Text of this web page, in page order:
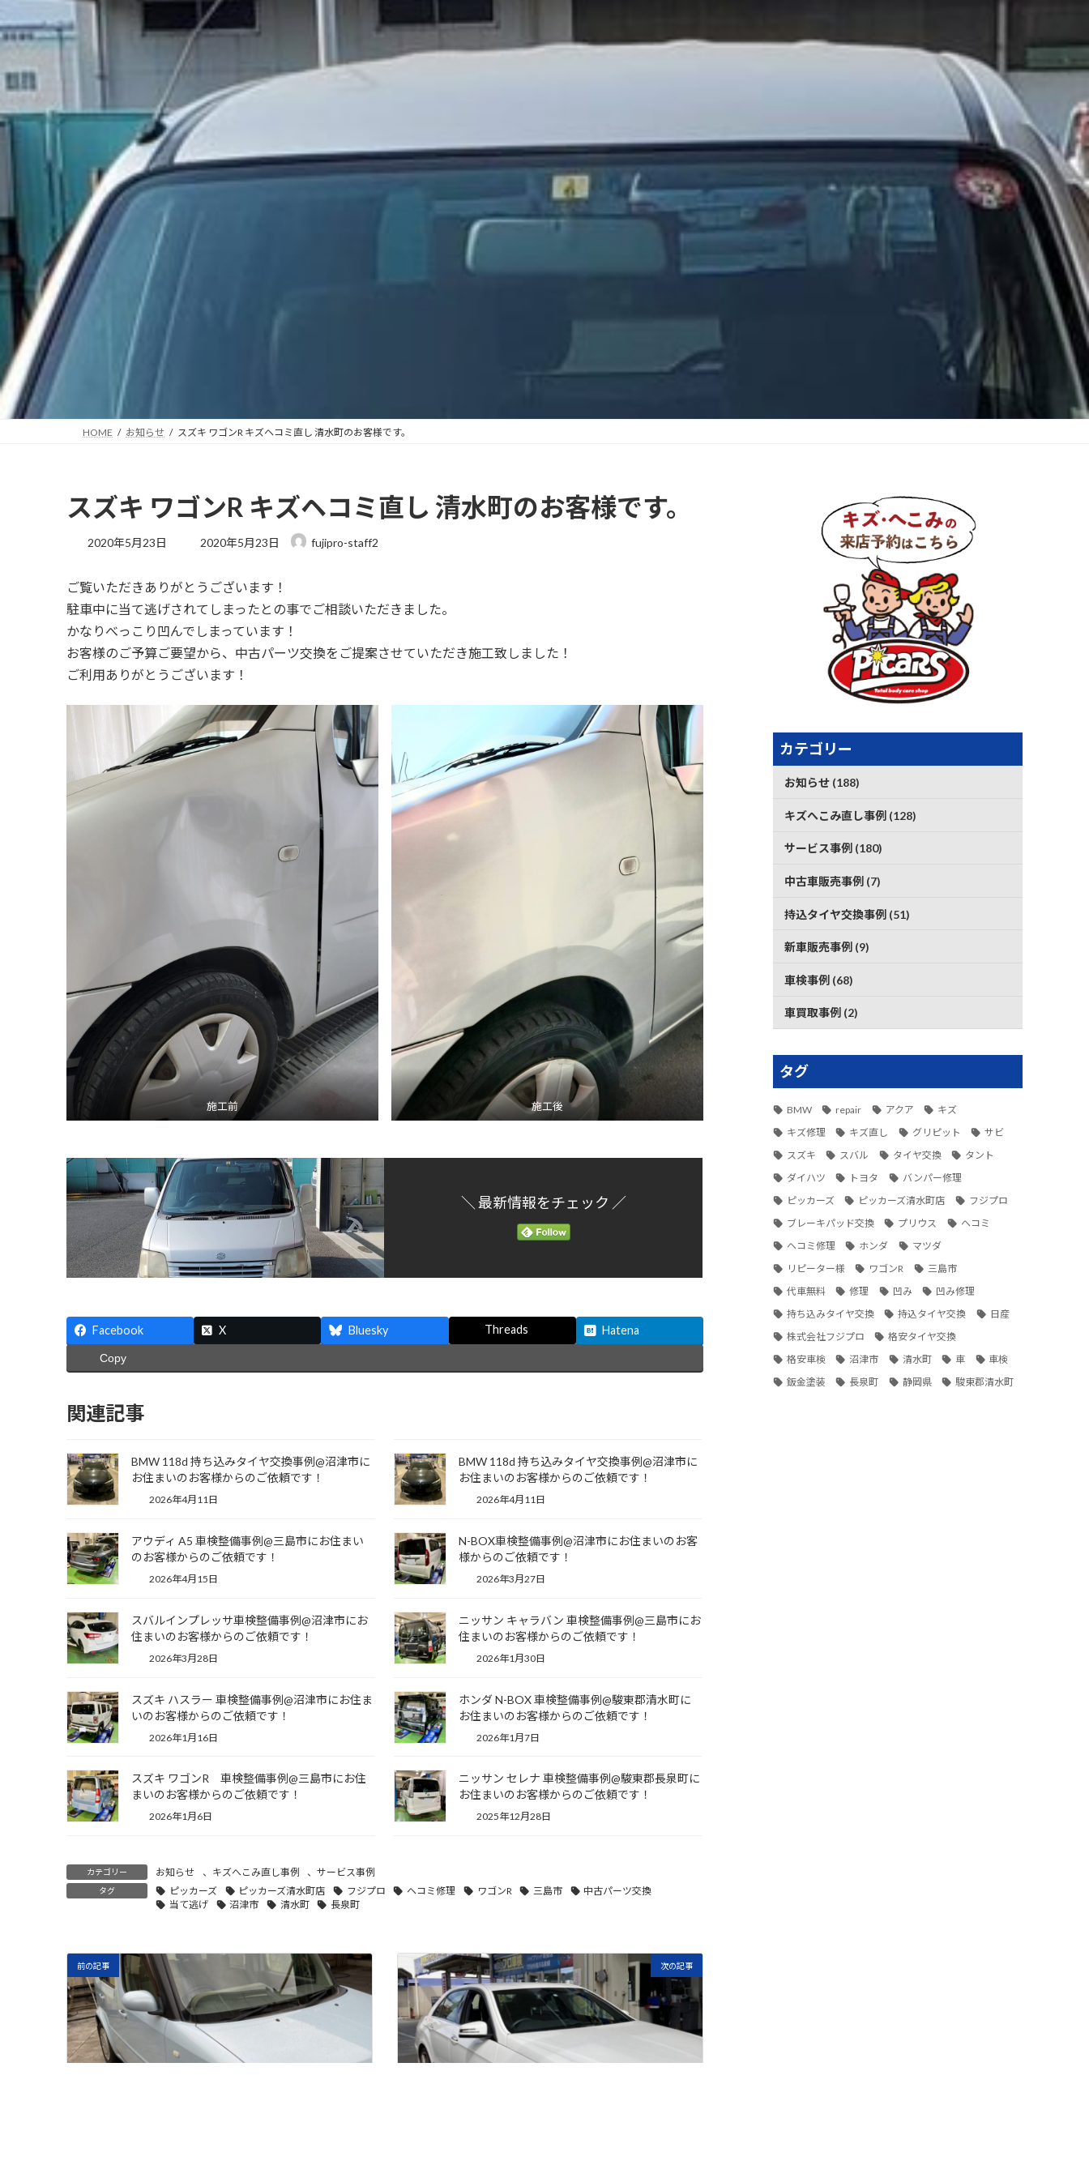
HOME お知らせ スズキ ワゴンR キズヘコミ直し 清水町のお客様です。
スズキ ワゴンR キズヘコミ直し 清水町のお客様です。
2020年5月23日
最
新
日
:
2020年5月23日 fujipro-staff2
ご覧いただきありがとうございます！
駐車中に当て逃げされてしまったとの事でご相談いただきました。
かなりべっこり凹んでしまっています！
お客様のご予算ご要望から、中古パーツ交換をご提案させていただき施工致しました！
ご利用ありがとうございます！
施工前 施工後
＼ 最新情報をチェック ／
Facebook X Bluesky Threads Hatena
Copy
関連記事
BMW 118d 持ち込みタイヤ交換事例@沼津市に
お住まいのお客様からのご依頼です！
2026年4月11日
BMW 118d 持ち込みタイヤ交換事例@沼津市に
お住まいのお客様からのご依頼です！
2026年4月11日
アウディ A5 車検整備事例@三島市にお住まい
のお客様からのご依頼です！
2026年4月15日
N-BOX車検整備事例@沼津市にお住まいのお客
様からのご依頼です！
2026年3月27日
スバルインプレッサ車検整備事例@沼津市にお
住まいのお客様からのご依頼です！
2026年3月28日
ニッサン キャラバン 車検整備事例@三島市にお
住まいのお客様からのご依頼です！
2026年1月30日
スズキ ハスラー 車検整備事例@沼津市にお住ま
いのお客様からのご依頼です！
2026年1月16日
ホンダ N-BOX 車検整備事例@駿東郡清水町に
お住まいのお客様からのご依頼です！
2026年1月7日
スズキ ワゴンR 車検整備事例@三島市にお住
まいのお客様からのご依頼です！
2026年1月6日
ニッサン セレナ 車検整備事例@駿東郡長泉町に
お住まいのお客様からのご依頼です！
2025年12月28日
カテゴリー お知らせ 、 キズへこみ直し事例 、サービス事例
タグ ピッカーズ ピッカーズ清水町店 フジプロ ヘコミ修理 ワゴンR 三島市
中古パーツ交換
当て逃げ
沼津市 清水町 長泉町
前の記事 次の記事
カテゴリー
お知らせ (188)
キズへこみ直し事例 (128)
サービス事例 (180)
中古車販売事例 (7)
持込タイヤ交換事例 (51)
新車販売事例 (9)
車検事例 (68)
車買取事例 (2)
タグ
BMW repair アクア
キズ
キズ修理
キズ直し グリピット
サビ
スズキ
スバル タイヤ交換
タント
ダイハツ
トヨタ
バンパー修理
ピッカーズ
ピッカーズ清水町店
フジプロ
ブレーキパッド交換
プリウス
ヘコミ
ヘコミ修理
ホンダ
マツダ
リピーター様
ワゴンR
三島市
代車無料
修理 凹み
凹み修理
持ち込みタイヤ交換
持込タイヤ交換
日産
株式会社フジプロ
格安タイヤ交換
格安車検
沼津市 清水町 車
車検
鈑金塗装
長泉町 静岡県 駿東郡清水町